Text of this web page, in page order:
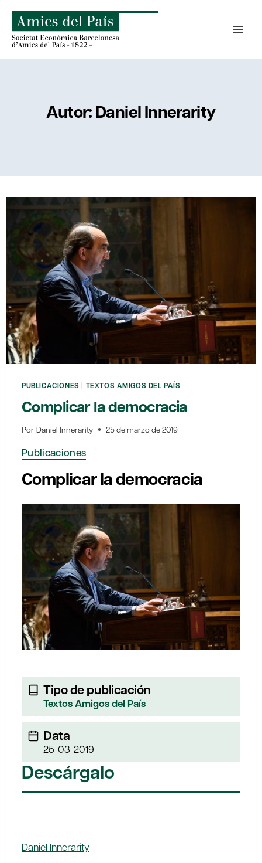
contenido
Autor: Daniel Innerarity
PUBLICACIONES | TEXTOS AMIGOS DEL PAÍS
Complicar la democracia
Por Daniel Innerarity 25 de marzo de 2019
Publicaciones
Complicar la democracia
Tipo de publicación
Textos Amigos del País
Data
25-03-2019
Descárgalo
Daniel Innerarity